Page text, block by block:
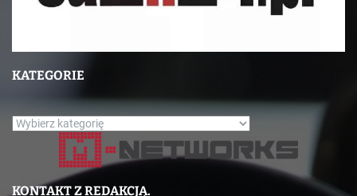
KATEGORIE
K
e
KONTAKT Z REDAKCJĄ.